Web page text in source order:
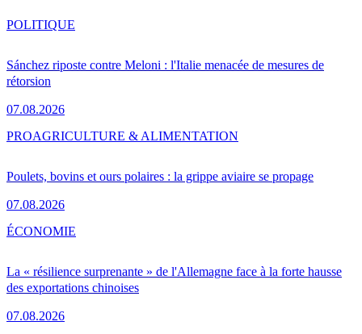
Sánchez riposte contre Meloni : l'Italie menacée de mesures de
rétorsion
07.08.2026
POLITIQUE
Poulets, bovins et ours polaires : la grippe aviaire se propage
07.08.2026
PROAGRICULTURE & ALIMENTATION
La « résilience surprenante » de l'Allemagne face à la forte hausse
des exportations chinoises
07.08.2026
ÉCONOMIE